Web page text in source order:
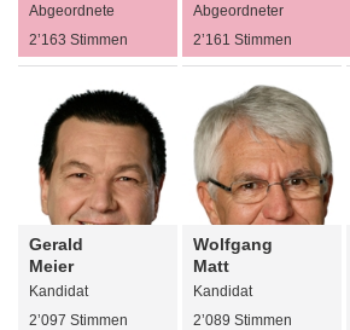
Abgeordnete
2’163 Stimmen
Abgeordneter
2’161 Stimmen
Gerald
Meier
Kandidat
2’097 Stimmen
Wolfgang
Matt
Kandidat
2’089 Stimmen